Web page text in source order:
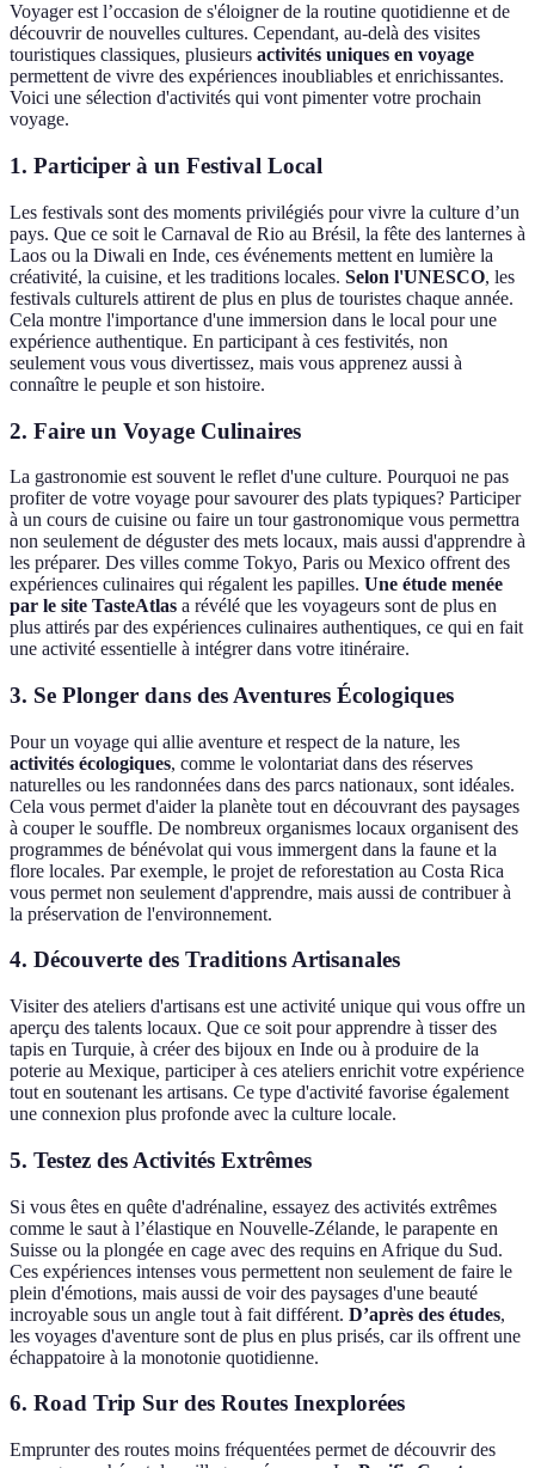
Voyager est l’occasion de s'éloigner de la routine quotidienne et de
découvrir de nouvelles cultures. Cependant, au-delà des visites
touristiques classiques, plusieurs activités uniques en voyage
permettent de vivre des expériences inoubliables et enrichissantes.
Voici une sélection d'activités qui vont pimenter votre prochain
voyage.
1. Participer à un Festival Local
Les festivals sont des moments privilégiés pour vivre la culture d’un
pays. Que ce soit le Carnaval de Rio au Brésil, la fête des lanternes à
Laos ou la Diwali en Inde, ces événements mettent en lumière la
créativité, la cuisine, et les traditions locales. Selon l'UNESCO, les
festivals culturels attirent de plus en plus de touristes chaque année.
Cela montre l'importance d'une immersion dans le local pour une
expérience authentique. En participant à ces festivités, non
seulement vous vous divertissez, mais vous apprenez aussi à
connaître le peuple et son histoire.
2. Faire un Voyage Culinaires
La gastronomie est souvent le reflet d'une culture. Pourquoi ne pas
profiter de votre voyage pour savourer des plats typiques? Participer
à un cours de cuisine ou faire un tour gastronomique vous permettra
non seulement de déguster des mets locaux, mais aussi d'apprendre à
les préparer. Des villes comme Tokyo, Paris ou Mexico offrent des
expériences culinaires qui régalent les papilles. Une étude menée
par le site TasteAtlas a révélé que les voyageurs sont de plus en
plus attirés par des expériences culinaires authentiques, ce qui en fait
une activité essentielle à intégrer dans votre itinéraire.
3. Se Plonger dans des Aventures Écologiques
Pour un voyage qui allie aventure et respect de la nature, les
activités écologiques, comme le volontariat dans des réserves
naturelles ou les randonnées dans des parcs nationaux, sont idéales.
Cela vous permet d'aider la planète tout en découvrant des paysages
à couper le souffle. De nombreux organismes locaux organisent des
programmes de bénévolat qui vous immergent dans la faune et la
flore locales. Par exemple, le projet de reforestation au Costa Rica
vous permet non seulement d'apprendre, mais aussi de contribuer à
la préservation de l'environnement.
4. Découverte des Traditions Artisanales
Visiter des ateliers d'artisans est une activité unique qui vous offre un
aperçu des talents locaux. Que ce soit pour apprendre à tisser des
tapis en Turquie, à créer des bijoux en Inde ou à produire de la
poterie au Mexique, participer à ces ateliers enrichit votre expérience
tout en soutenant les artisans. Ce type d'activité favorise également
une connexion plus profonde avec la culture locale.
5. Testez des Activités Extrêmes
Si vous êtes en quête d'adrénaline, essayez des activités extrêmes
comme le saut à l’élastique en Nouvelle-Zélande, le parapente en
Suisse ou la plongée en cage avec des requins en Afrique du Sud.
Ces expériences intenses vous permettent non seulement de faire le
plein d'émotions, mais aussi de voir des paysages d'une beauté
incroyable sous un angle tout à fait différent. D’après des études,
les voyages d'aventure sont de plus en plus prisés, car ils offrent une
échappatoire à la monotonie quotidienne.
6. Road Trip Sur des Routes Inexplorées
Emprunter des routes moins fréquentées permet de découvrir des